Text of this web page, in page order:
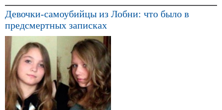
Девочки-самоубийцы из Лобни: что было в
предсмертных записках